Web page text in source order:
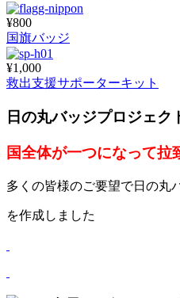
¥800
国旗バッジ
¥1,000
救出支援サポーターキット
日の丸バッジプロジェク
国全体が一つになって拉
多くの皆様のご要望で日の丸
を作成しました